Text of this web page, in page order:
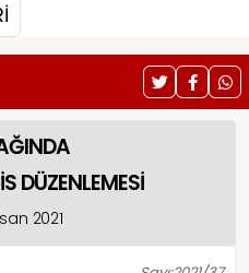
DÜZENLEMESİ
2021